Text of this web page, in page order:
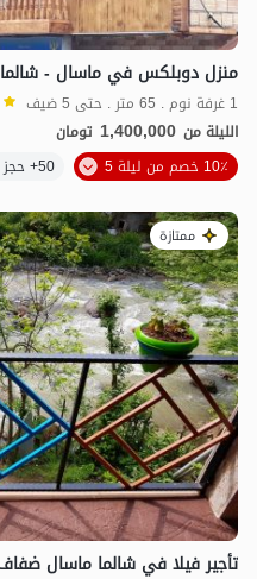
منزل دوبلكس في ماسال - شالما
1 غرفة نوم . 65 متر . حتى 5 ضيف
الليلة من 1,400,000 تومان
10٪ خصم من ليلة 5
50+ حجز ناجح
ممتازة